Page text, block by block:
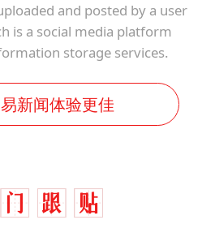
and posted by a user
is a social media platform
storage services.
新闻体验更佳